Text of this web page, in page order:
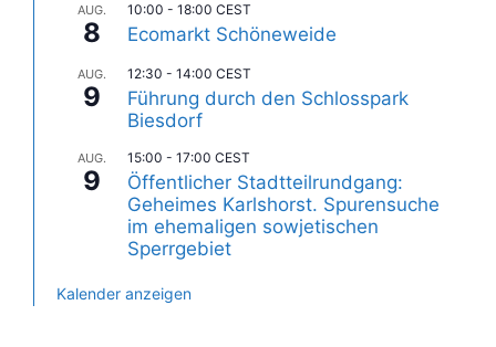
AUG.
8
10:00 - 18:00 CEST
Ecomarkt Schöneweide
AUG.
9
12:30 - 14:00 CEST
Führung durch den Schlosspark
Biesdorf
AUG.
9
15:00 - 17:00 CEST
Öffentlicher Stadtteilrundgang:
Geheimes Karlshorst. Spurensuche
im ehemaligen sowjetischen
Sperrgebiet
Kalender anzeigen